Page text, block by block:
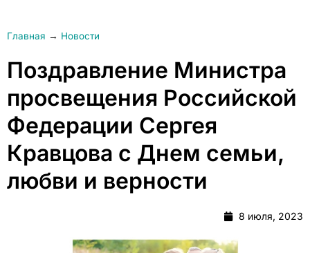
Главная → Новости
Поздравление Министра
просвещения Российской
Федерации Сергея
Кравцова с Днем семьи,
любви и верности
8 июля, 2023